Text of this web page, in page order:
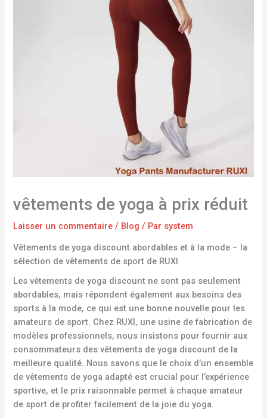
vêtements de yoga à prix réduit
Laisser un commentaire / Blog / Par system
Vêtements de yoga discount abordables et à la mode – la
sélection de vêtements de sport de RUXI
Les vêtements de yoga discount ne sont pas seulement
abordables, mais répondent également aux besoins des
sports à la mode, ce qui est une bonne nouvelle pour les
amateurs de sport. Chez RUXI, une usine de fabrication de
modèles professionnels, nous insistons pour fournir aux
consommateurs des vêtements de yoga discount de la
meilleure qualité. Nous savons que le choix d’un ensemble
de vêtements de yoga adapté est crucial pour l’expérience
sportive, et le prix raisonnable permet à chaque amateur
de sport de profiter facilement de la joie du yoga.